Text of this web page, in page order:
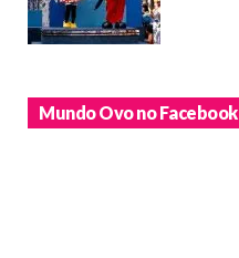
Mundo Ovo no Facebook